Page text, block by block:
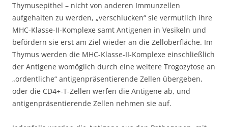
Thymusepithel – nicht von anderen Immunzellen
aufgehalten zu werden, „verschlucken“ sie vermutlich ihre
MHC-Klasse-II-Komplexe samt Antigenen in Vesikeln und
befördern sie erst am Ziel wieder an die Zelloberfläche. Im
Thymus werden die MHC-Klasse-II-Komplexe einschließlich
der Antigene womöglich durch eine weitere Trogozytose an
„ordentliche“ antigenpräsentierende Zellen übergeben,
oder die CD4+-T-Zellen werfen die Antigene ab, und
antigenpräsentierende Zellen nehmen sie auf.